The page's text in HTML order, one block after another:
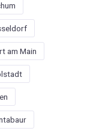
am Main